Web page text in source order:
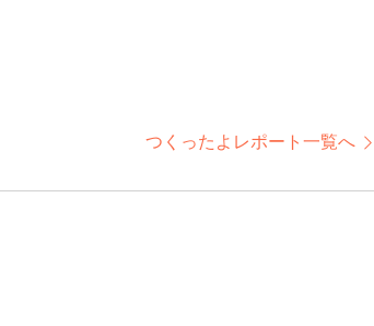
つくったよレポート一覧へ